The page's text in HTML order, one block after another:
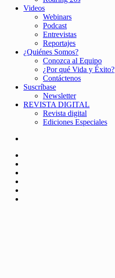
Videos
Webinars
Podcast
Entrevistas
Reportajes
¿Quiénes Somos?
Conozca al Equipo
¿Por qué Vida y Éxito?
Contáctenos
Suscríbase
Newsletter
REVISTA DIGITAL
Revista digital
Ediciones Especiales